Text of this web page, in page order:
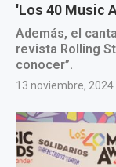
'Los 40 Music
Además, el
revista Rolling
conocer”.
13 noviembre, 2024